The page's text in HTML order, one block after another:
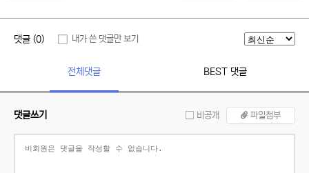
댓글 (0) 내가 쓴 댓글만 보기
전체댓글 BEST 댓글
댓글쓰기 비공개 파일첨부